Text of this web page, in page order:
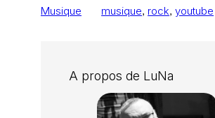
Musique
musique, rock, youtube
A propos de LuNa